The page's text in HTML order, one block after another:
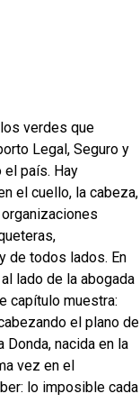
verdes que
Legal, Seguro y
el país. Hay
el cuello, la cabeza,
de todos lados. En
lado de la abogada
capítulo muestra:
el plano de
nacida en la
vez en el
lo imposible cada